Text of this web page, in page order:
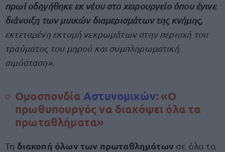
πρωί οδηγήθηκε εκ νέου στο χειρουργείο όπου έγινε
διάνοιξη των μυικών διαμερισμάτων της κνήμης,
εκτεταμένη εκτομή νεκρωμάτων στην περιοχή του
τραύματος του μηρού και συμπληρωματική
αιμόσταση».
Ομοσπονδία Αστυνομικών: «Ο
πρωθυπουργός να διακόψει όλα τα
πρωταθλήματα»
Τη διακοπή όλων των πρωταθλημάτων σε όλα τα